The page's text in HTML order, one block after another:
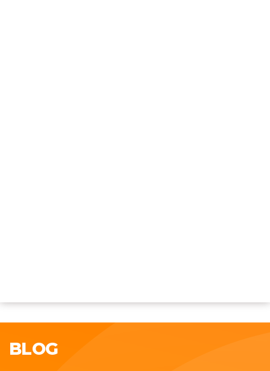
BLOG